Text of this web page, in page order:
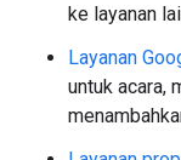
ke layanan
Layanan
untuk acara,